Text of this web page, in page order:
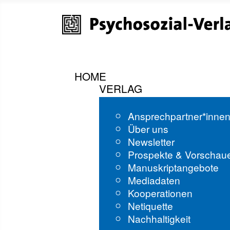
HOME
VERLAG
Über uns
Newsletter
Prospekte &
Manuskriptangebote
Mediadaten
Kooperationen
Netiquette
Nachhaltigkeit